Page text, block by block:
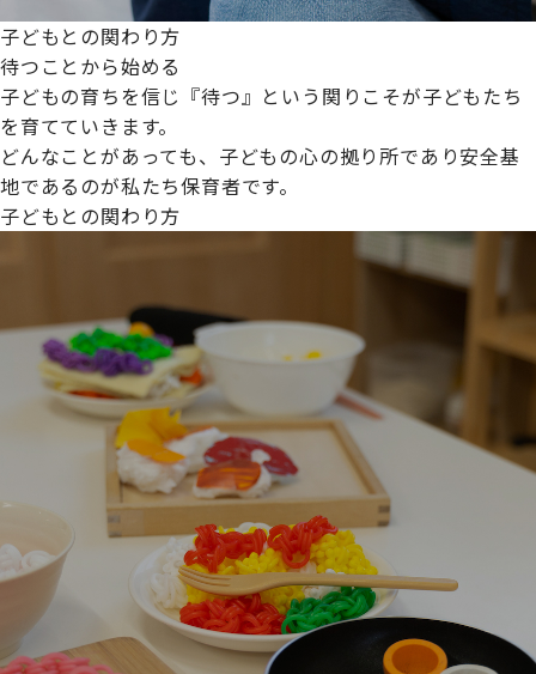
子どもとの関わり方
待つことから始める
子どもの育ちを信じ『待つ』という関りこそが子どもたち
を育てていきます。
どんなことがあっても、子どもの心の拠り所であり安全基
地であるのが私たち保育者です。
子どもとの関わり方